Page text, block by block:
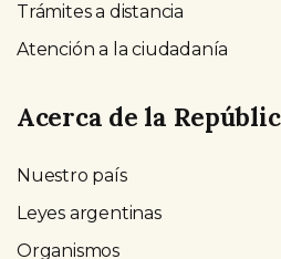
Trámites a distancia
Atención a la ciudadanía
Acerca de la
Nuestro país
Leyes argentinas
Organismos